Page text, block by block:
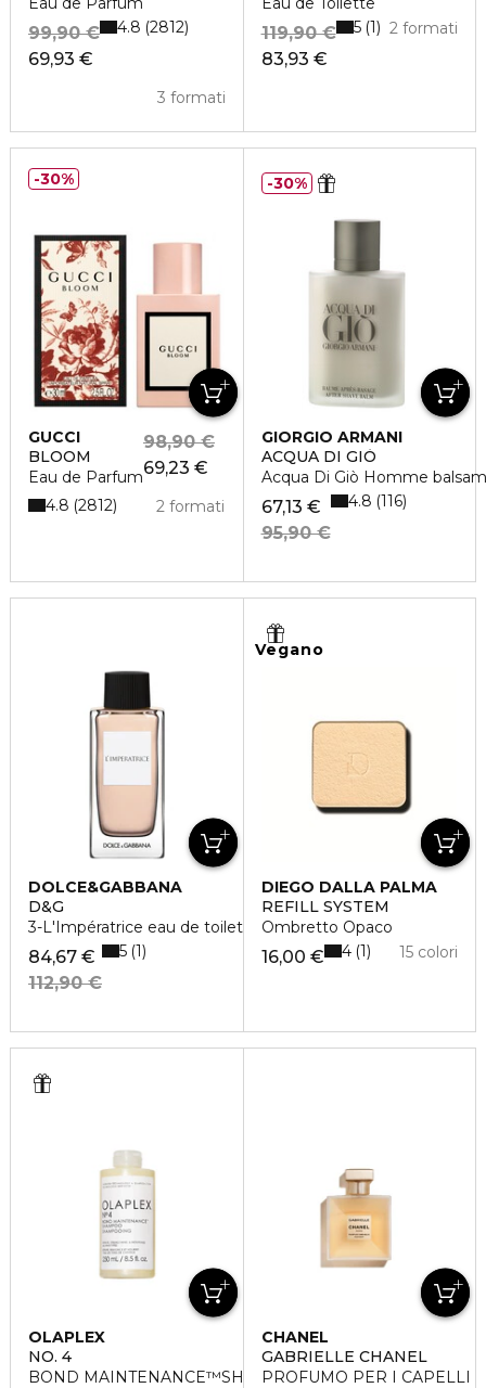
69,93 €
99,90 €
3 formati
4.8 2812
83,93 €
119,90 € 2 formati
5 1
GUCCI
BLOOM
Eau de Parfum69,23 €
98,90 €
2 formati
4.8 2812
30%
GIORGIO ARMANI
ACQUA DI GIÒ
Acqua Di Giò Homme
67,13 €
95,90 €
4.8 116
30%
DOLCE&GABBANA
D&G
3-L'Impératrice eau de toilette
84,67 €
112,90 €
5 1
Vegano
DIEGO DALLA PALMA
REFILL SYSTEM
Ombretto Opaco
16,00 € 15 colori
4 1
OLAPLEX
NO. 4
BOND MAINTENANCE™SHAMPOO
CHANEL
GABRIELLE CHANEL
PROFUMO PER I CAPELLI